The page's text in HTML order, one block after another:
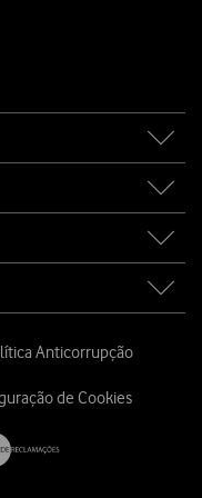
Anticorrupção
de Cookies